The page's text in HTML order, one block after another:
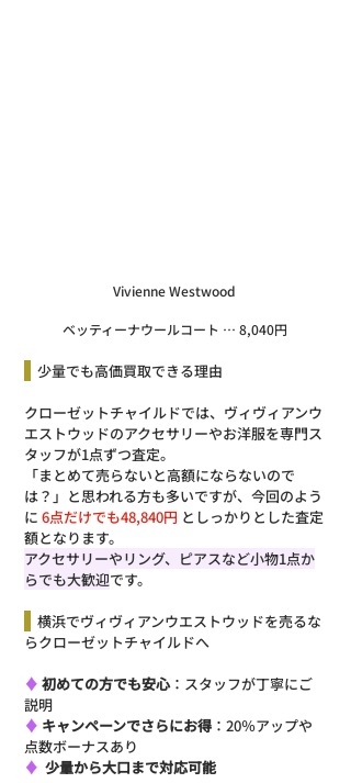
Vivienne Westwood
ベッティーナウールコート … 8,040円
少量でも高価買取できる理由
クローゼットチャイルドでは、ヴィヴィアンウ
エストウッドのアクセサリーやお洋服を専門ス
タッフが1点ずつ査定。
「まとめて売らないと高額にならないので
は？」と思われる方も多いですが、今回のよう
に 6点だけでも48,840円 としっかりとした査定
額となります。
アクセサリーやリング、ピアスなど小物1点か
らでも大歓迎です。
横浜でヴィヴィアンウエストウッドを売るな
らクローゼットチャイルドへ
♦ 初めての方でも安心：スタッフが丁寧にご
説明
♦ キャンペーンでさらにお得 ：20％アップや
点数ボーナスあり
♦ 少量から大口まで対応可能